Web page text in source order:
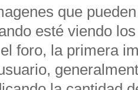
que
esté viendo
foro, la primera